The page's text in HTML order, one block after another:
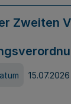
Zweiten
15.07.2026